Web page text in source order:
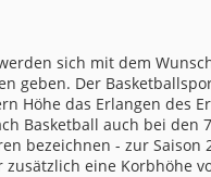
sich mit dem
geben. Der
Höhe das Erlangen des
Basketball auch bei
bezeichnen - zur
eine Korbhöhe